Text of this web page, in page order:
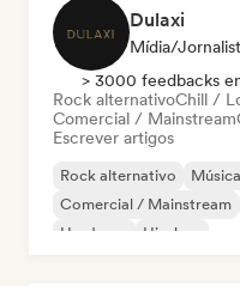
Dulaxi
Mídia/
> 3000 feedbacks
Rock alternativoChill /
Comercial / Mainstream
Escrever artigos
Rock alternativo
Comercial / Mainstream
Hardcore
Hip-hop